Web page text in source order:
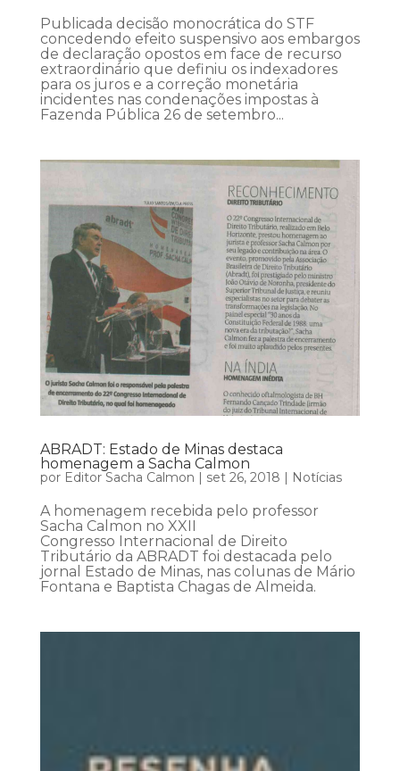
Publicada decisão monocrática do STF
concedendo efeito suspensivo aos embargos
de declaração opostos em face de recurso
extraordinário que definiu os indexadores
para os juros e a correção monetária
incidentes nas condenações impostas à
Fazenda Pública 26 de setembro...
ABRADT: Estado de Minas destaca
homenagem a Sacha Calmon
por Editor Sacha Calmon | set 26, 2018 | Notícias
A homenagem recebida pelo professor
Sacha Calmon no XXII
Congresso Internacional de Direito
Tributário da ABRADT foi destacada pelo
jornal Estado de Minas, nas colunas de Mário
Fontana e Baptista Chagas de Almeida.